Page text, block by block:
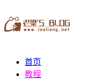
首页
教程